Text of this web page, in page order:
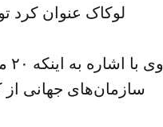
لوکاک عنوان کرد
سازمان‌های جهانی از